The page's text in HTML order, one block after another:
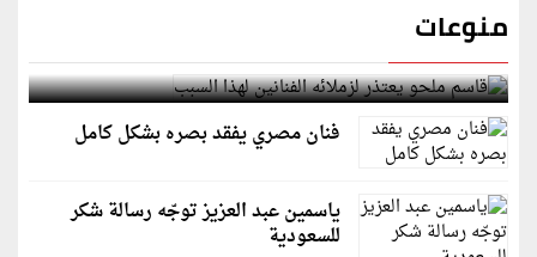
منوعات
قاسم ملحو يعتذر لزملائه الفنانين لهذا السبب
فنان مصري يفقد بصره بشكل كامل
ياسمين عبد العزيز توجّه رسالة شكر
للسعودية